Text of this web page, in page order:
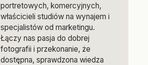
portretowych, komercyjnych,
właścicieli studiów na wynajem i
specjalistów od marketingu.
Łączy nas pasja do dobrej
fotografii i przekonanie, że
dostępna, sprawdzona wiedza